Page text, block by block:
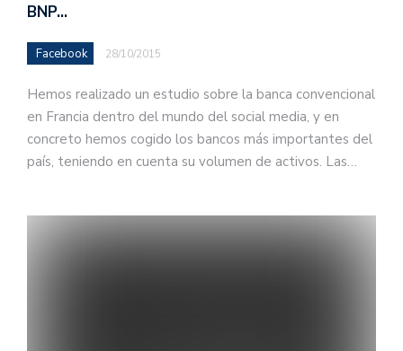
BNP…
Facebook 28/10/2015
Hemos realizado un estudio sobre la banca convencional
en Francia dentro del mundo del social media, y en
concreto hemos cogido los bancos más importantes del
país, teniendo en cuenta su volumen de activos. Las…